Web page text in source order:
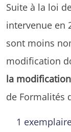
Suite à la loi
intervenue en
sont moins
modification
la
de Formalités
1